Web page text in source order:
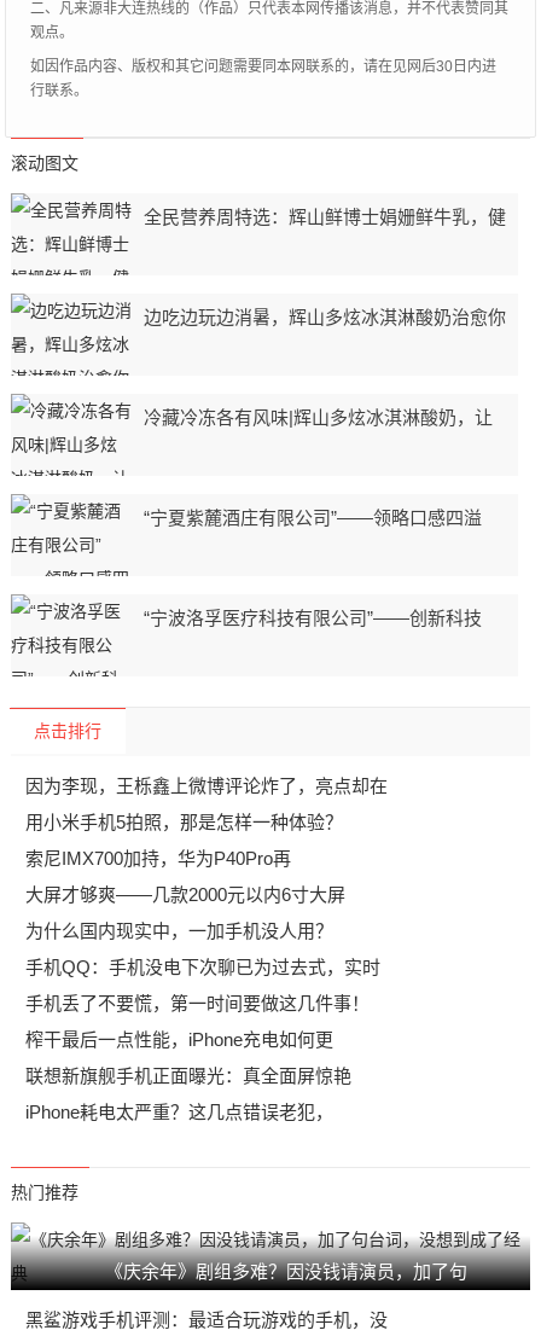
二、凡来源非大连热线的（作品）只代表本网传播该消息，并不代表赞同其
观点。
如因作品内容、版权和其它问题需要同本网联系的，请在见网后30日内进
行联系。
滚动图文
全民营养周特选：辉山鲜博士娟姗鲜牛乳，健
边吃边玩边消暑，辉山多炫冰淇淋酸奶治愈你
冷藏冷冻各有风味|辉山多炫冰淇淋酸奶，让
“宁夏紫麓酒庄有限公司”——领略口感四溢
“宁波洛孚医疗科技有限公司”——创新科技
点击排行
因为李现，王栎鑫上微博评论炸了，亮点却在
用小米手机5拍照，那是怎样一种体验？
索尼IMX700加持，华为P40Pro再
大屏才够爽——几款2000元以内6寸大屏
为什么国内现实中，一加手机没人用？
手机QQ：手机没电下次聊已为过去式，实时
手机丢了不要慌，第一时间要做这几件事！
榨干最后一点性能，iPhone充电如何更
联想新旗舰手机正面曝光：真全面屏惊艳
iPhone耗电太严重？这几点错误老犯，
热门推荐
《庆余年》剧组多难？因没钱请演员，加了句
黑鲨游戏手机评测：最适合玩游戏的手机，没